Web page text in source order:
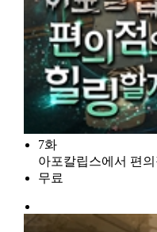
7화
아포칼립스에서 편
무료